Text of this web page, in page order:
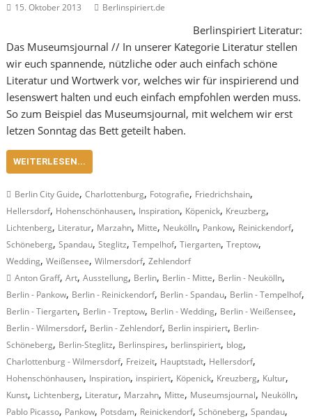
15. Oktober 2013 Berlinspiriert.de
Berlinspiriert Literatur:
Das Museumsjournal // In unserer Kategorie Literatur stellen
wir euch spannende, nützliche oder auch einfach schöne
Literatur und Wortwerk vor, welches wir für inspirierend und
lesenswert halten und euch einfach empfohlen werden muss.
So zum Beispiel das Museumsjournal, mit welchem wir erst
letzen Sonntag das Bett geteilt haben.
WEITERLESEN...
Berlin City Guide,Charlottenburg, Fotografie, Friedrichshain,
Hellersdorf, Hohenschönhausen, Inspiration, Köpenick, Kreuzberg,
Lichtenberg, Literatur, Marzahn, Mitte, Neukölln, Pankow, Reinickendorf,
Schöneberg,Spandau,Steglitz,Tempelhof,Tiergarten,Treptow,
Wedding,Weißensee,Wilmersdorf,Zehlendorf
Anton Graff,Art,Ausstellung, Berlin, Berlin - Mitte, Berlin - Neukölln,
Berlin - Pankow, Berlin - Reinickendorf, Berlin - Spandau, Berlin - Tempelhof,
Berlin - Tiergarten, Berlin - Treptow, Berlin - Wedding, Berlin - Weißensee,
Berlin - Wilmersdorf, Berlin - Zehlendorf, Berlin inspiriert, Berlin-
Schöneberg, Berlin-Steglitz, Berlinspires, berlinspiriert, blog,
Charlottenburg - Wilmersdorf, Freizeit, Hauptstadt, Hellersdorf,
Hohenschönhausen, Inspiration, inspiriert, Köpenick, Kreuzberg, Kultur,
Kunst, Lichtenberg, Literatur, Marzahn, Mitte, Museumsjournal, Neukölln,
Pablo Picasso, Pankow, Potsdam, Reinickendorf,Schöneberg,Spandau,